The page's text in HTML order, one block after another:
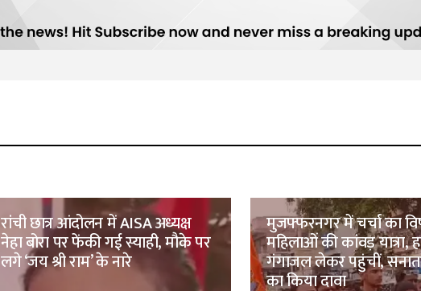
रांची छात्र आंदोलन में AISA अध्यक्ष
नेहा बोरा पर फेंकी गई स्याही, मौके पर
लगे ‘जय श्री राम’ के नारे
मुजफ्फरनगर में चर्चा का
महिलाओं की कांवड़ यात्रा,
गंगाजल लेकर पहुंचीं,
का किया दावा